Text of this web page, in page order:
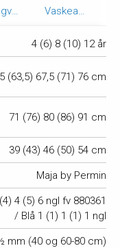
Sprogvarianter Vaskeanvisning
4 (6) 8 (10) 12 år
(63,5) 67,5 (71) 76 cm
71 (76) 80 (86) 91 cm
39 (43) 46 (50) 54 cm
Maja by Permin
4 (5) 6 ngl fv 880361
/ Blå 1 (1) 1 (1) 1 ngl
mm (40 og 60-80 cm)